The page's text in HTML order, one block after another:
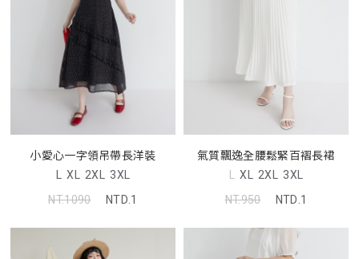
小愛心一字領吊帶長洋裝
L XL 2XL 3XL
NT.1090
NTD.1
氣質飄逸全腰鬆緊百褶長裙
L XL 2XL 3XL
NT.950
NTD.1